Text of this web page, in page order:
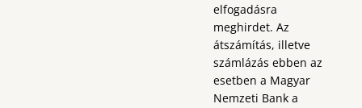
elfogadásra
meghirdet. Az
átszámítás, illetve
számlázás ebben az
esetben a Magyar
Nemzeti Bank a